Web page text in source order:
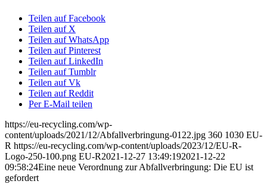
Teilen auf Facebook
Teilen auf X
Teilen auf WhatsApp
Teilen auf Pinterest
Teilen auf LinkedIn
Teilen auf Tumblr
Teilen auf Vk
Teilen auf Reddit
Per E-Mail teilen
https://eu-recycling.com/wp-
content/uploads/2021/12/Abfallverbringung-0122.jpg 360 1030 EU-
R https://eu-recycling.com/wp-content/uploads/2023/12/EU-R-
Logo-250-100.png EU-R2021-12-27 13:49:192021-12-22
09:58:24Eine neue Verordnung zur Abfallverbringung: Die EU ist
gefordert